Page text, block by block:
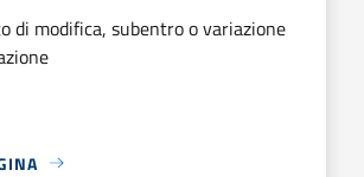
di modifica, subentro o variazione